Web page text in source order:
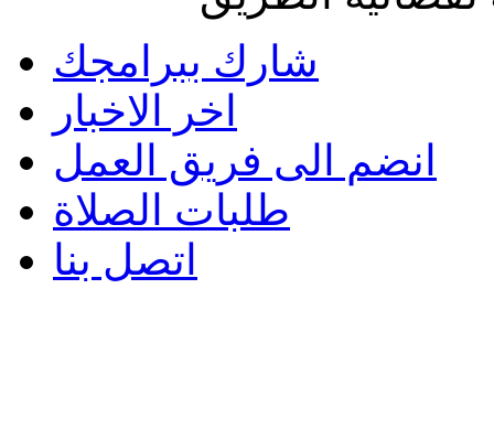
شارك ببرامجك
اخر الاخبار
انضم الى فريق العمل
طلبات الصلاة
اتصل بنا